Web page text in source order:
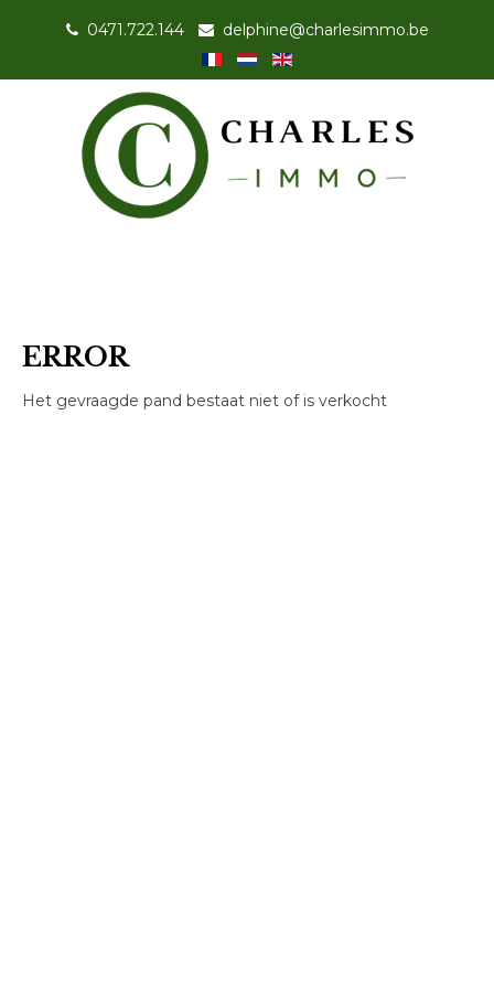
0471.722.144- delphine@charlesimmo.be
ERROR
Het gevraagde pand bestaat niet of is verkocht